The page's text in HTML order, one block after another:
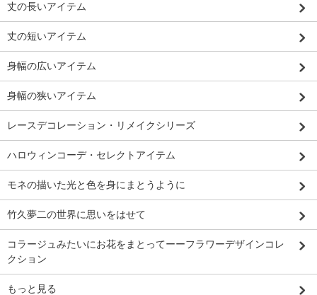
丈の長いアイテム
丈の短いアイテム
身幅の広いアイテム
身幅の狭いアイテム
レースデコレーション・リメイクシリーズ
ハロウィンコーデ・セレクトアイテム
モネの描いた光と色を身にまとうように
竹久夢二の世界に思いをはせて
コラージュみたいにお花をまとってーーフラワーデザインコレ
クション
もっと見る